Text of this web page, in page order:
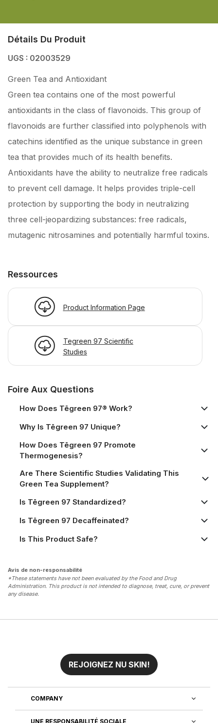
Détails Du Produit
UGS : 02003529
Green Tea and Antioxidant
Green tea contains one of the most powerful
antioxidants in the class of flavonoids. This group of
flavonoids are further classified into polyphenols with
catechins identified as the unique substance in green
tea that provides much of its health benefits.
Antioxidants have the ability to neutralize free radicals
to prevent cell damage. It helps provides triple-cell
protection by supporting the body in neutralizing
three cell-jeopardizing substances: free radicals,
mutagenic nitrosamines and potentially harmful toxins.
Ressources
Product Information Page
Tegreen 97 Scientific
Studies
Foire Aux Questions
How Does Tēgreen 97® Work?
Why Is Tēgreen 97 Unique?
How Does Tēgreen 97 Promote
Thermogenesis?
Are There Scientific Studies Validating This
Green Tea Supplement?
Is Tēgreen 97 Standardized?
Is Tēgreen 97 Decaffeinated?
Is This Product Safe?
Avis de non-responsabilité
*These statements have not been evaluated by the Food and Drug
Administration. This product is not intended to diagnose, treat, cure, or prevent
any disease.
REJOIGNEZ NU SKIN!
COMPANY
UNE RESPONSABILITÉ SOCIALE